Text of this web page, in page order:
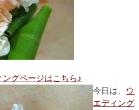
グページはこちら♪
今日は、 ウ
エディング